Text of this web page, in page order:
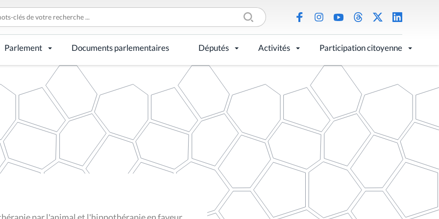
Parlement Documents parlementaires Députés Activités Participation citoyenne
par l'animal et l'hippothérapie en faveur